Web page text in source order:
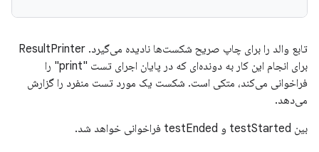
تابع والد را برای چاپ صریح شکست‌ها نادیده می‌گیرد. ResultPrinter
برای انجام این کار به دونده‌ای که در پایان اجرای تست "print" را
فراخوانی می‌کند، متکی است. شکست یک مورد تست منفرد را گزارش
می‌دهد.
بین testStarted و testEnded فراخوانی خواهد شد.